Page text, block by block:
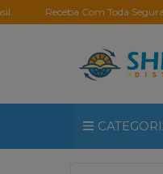
Com Toda Segurança